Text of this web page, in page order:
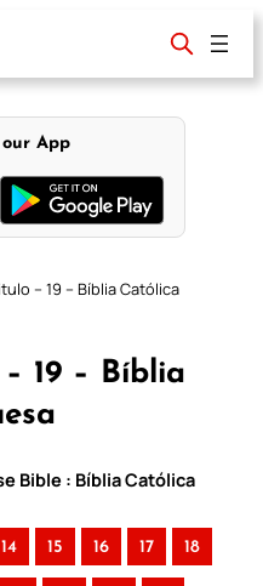
our App
– 19 – Bíblia Católica
19 – Bíblia
Bible : Bíblia Católica
14 15 16 17 18